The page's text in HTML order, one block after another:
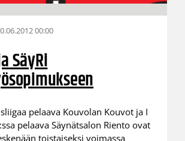
00:00
SäyRi
pelaava Kouvolan Kouvot ja I
pelaava Säynätsalon Riento ovat
toistaiseksi voimassa